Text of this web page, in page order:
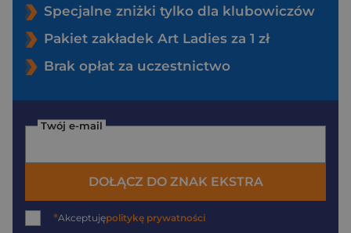
Specjalne zniżki tylko dla klubowiczów
Pakiet zakładek Art Ladies za 1 zł
Brak opłat za uczestnictwo
Twój e-mail
DOŁĄCZ DO ZNAK EKSTRA
*Akceptujępolitykę prywatności